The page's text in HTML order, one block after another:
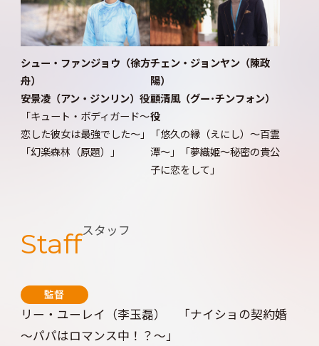
シュー・ファンジョウ（徐方
舟）
安景凌（アン・ジンリン）役
「キュート・ボディガード～
恋した彼女は最強でした～」
「幻楽森林（原題）」
チェン・ジョンヤン（陳政
陽）
顧清風（グー･チンフォン）
役
「悠久の縁（えにし）～百霊
潭～」「夢織姫～秘密の貴公
子に恋をして」
Staffスタッフ
監督
リー・ユーレイ（李玉磊） 「ナイショの契約婚
～パパはロマンス中！？～」